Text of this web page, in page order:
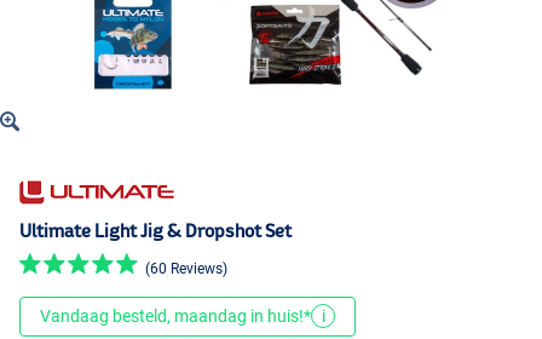
Ultimate Light Jig & Dropshot Set
(60 Reviews)
Vandaag besteld, maandag in huis!* i